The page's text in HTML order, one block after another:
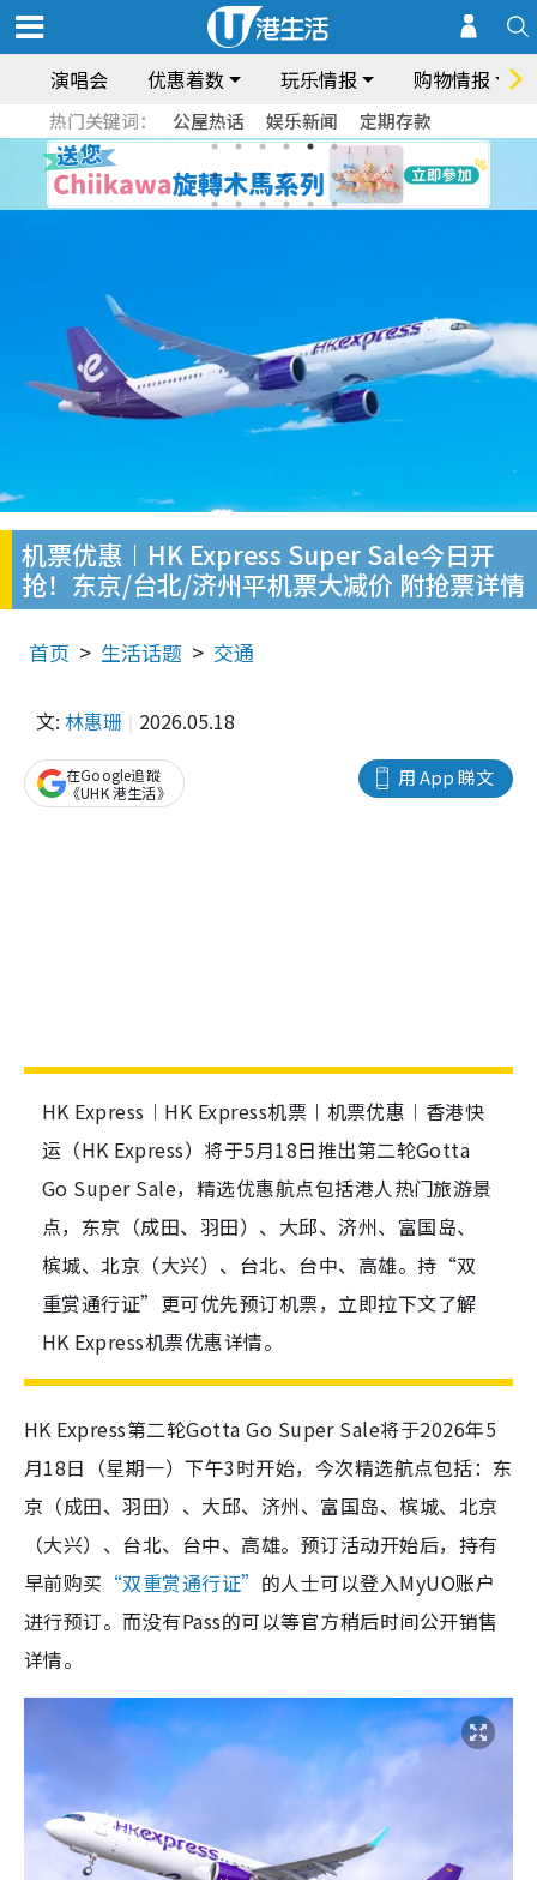
演唱会 优惠着数 玩乐情报 购物情报
热门关键词： 公屋热话 娱乐新闻 定期存款
机票优惠︱HK Express Super Sale今日开
抢！东京/台北/济州平机票大减价 附抢票详情
首页 生活话题 交通
文: 林惠珊 2026.05.18
用 App 睇文
在Google追蹤
《UHK 港生活》
HK Express︱HK Express机票︱机票优惠︱香港快
运（HK Express）将于5月18日推出第二轮Gotta
Go Super Sale，精选优惠航点包括港人热门旅游景
点，东京（成田、羽田）、大邱、济州、富国岛、
槟城、北京（大兴）、台北、台中、高雄。持“双
重赏通行证”更可优先预订机票，立即拉下文了解
HK Express机票优惠详情。
HK Express第二轮Gotta Go Super Sale将于2026年5
月18日（星期一）下午3时开始，今次精选航点包括：东
京（成田、羽田）、大邱、济州、富国岛、槟城、北京
（大兴）、台北、台中、高雄。预订活动开始后，持有
早前购买 “双重赏通行证” 的人士可以登入MyUO账户
进行预订。而没有Pass的可以等官方稍后时间公开销售
详情。